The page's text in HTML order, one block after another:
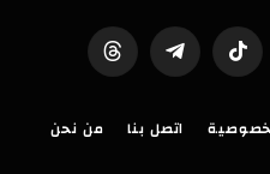
تيكتوك تيلقرام Threads
اتصل بنا من نحن